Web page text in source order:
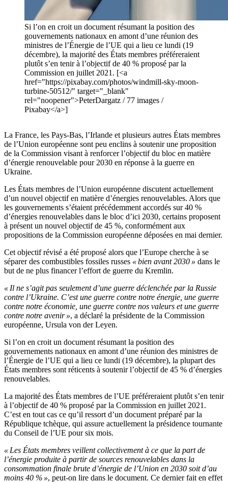
Si l’on en croit un document résumant la position des
gouvernements nationaux en amont d’une réunion des
ministres de l’Énergie de l’UE qui a lieu ce lundi (19
décembre), la majorité des États membres préféreraient
plutôt s’en tenir à l’objectif de 40 % proposé par la
Commission en juillet 2021. [<a
href="https://pixabay.com/photos/windmill-sky-moon-
turbine-50512/" target="_blank"
rel="noopener">PeterDargatz / 77 images /
Pixabay</a>]
La France, les Pays-Bas, l’Irlande et plusieurs autres États membres
de l’Union européenne sont peu enclins à soutenir une proposition
de la Commission visant à renforcer l’objectif du bloc en matière
d’énergie renouvelable pour 2030 en réponse à la guerre en
Ukraine.
Les États membres de l’Union européenne discutent actuellement
d’un nouvel objectif en matière d’énergies renouvelables. Alors que
les gouvernements s’étaient précédemment accordés sur 40 %
d’énergies renouvelables dans le bloc d’ici 2030, certains proposent
à présent un nouvel objectif de 45 %, conformément aux
propositions de la Commission européenne déposées en mai dernier.
Cet objectif révisé a été proposé alors que l’Europe cherche à se
séparer des combustibles fossiles russes « bien avant 2030 » dans le
but de ne plus financer l’effort de guerre du Kremlin.
« Il ne s’agit pas seulement d’une guerre déclenchée par la Russie
contre l’Ukraine. C’est une guerre contre notre énergie, une guerre
contre notre économie, une guerre contre nos valeurs et une guerre
contre notre avenir », a déclaré la présidente de la Commission
européenne, Ursula von der Leyen.
Si l’on en croit un document résumant la position des
gouvernements nationaux en amont d’une réunion des ministres de
l’Énergie de l’UE qui a lieu ce lundi (19 décembre), la plupart des
États membres sont réticents à soutenir l’objectif de 45 % d’énergies
renouvelables.
La majorité des États membres de l’UE préféreraient plutôt s’en tenir
à l’objectif de 40 % proposé par la Commission en juillet 2021.
C’est en tout cas ce qu’il ressort d’un document préparé par la
République tchèque, qui assure actuellement la présidence tournante
du Conseil de l’UE pour six mois.
« Les États membres veillent collectivement à ce que la part de
l’énergie produite à partir de sources renouvelables dans la
consommation finale brute d’énergie de l’Union en 2030 soit d’au
moins 40 % », peut-on lire dans le document. Ce dernier fait en effet